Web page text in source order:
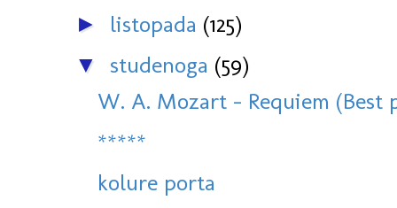
► listopada (125)
▼ studenoga (59)
W. A. Mozart - Requiem (Best
*****
kolure porta